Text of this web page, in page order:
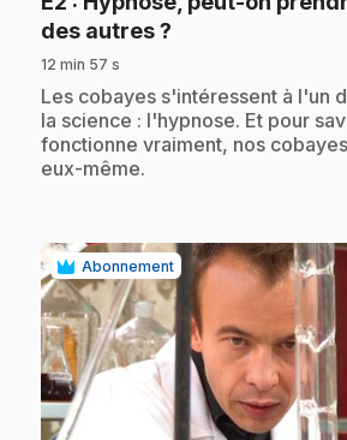
des autres ?
12 min 57 s
.Les cobayes s'intéressent à l'un
la science : l'hypnose. Et pour
fonctionne vraiment, nos
eux-même.
Abonnement